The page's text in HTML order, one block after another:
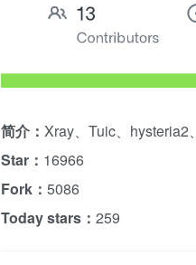
简介： Xray、Tuic、hysteria2
Star： 16966
Fork： 5086
Today stars： 259